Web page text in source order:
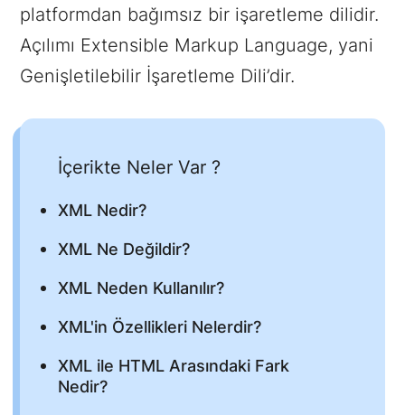
platformdan bağımsız bir işaretleme dilidir.
Açılımı Extensible Markup Language, yani
Genişletilebilir İşaretleme Dili’dir.
İçerikte Neler Var ?
XML Nedir?
XML Ne Değildir?
XML Neden Kullanılır?
XML'in Özellikleri Nelerdir?
XML ile HTML Arasındaki Fark
Nedir?